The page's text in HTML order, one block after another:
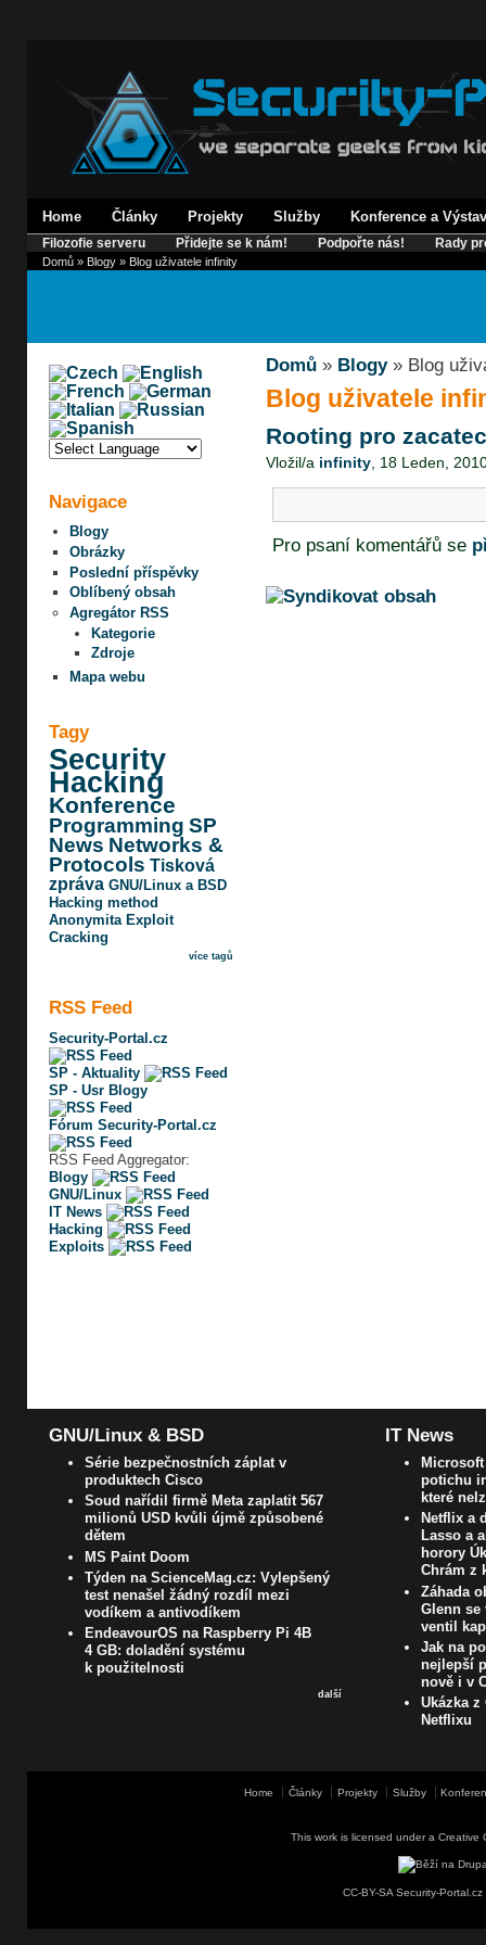
Home Články Projekty Služby Konference a
Filozofie serveru Přidejte se k nám! Podpořte nás! Rady
Domů» Blogy» Blog uživatele infinity
Navigace
Blogy
Obrázky
Poslední příspěvky
Oblíbený obsah
Agregátor RSS
Kategorie
Zdroje
Mapa webu
Tagy
Security
Hacking
Konference
Programming SP
News Networks &
Protocols Tisková
zpráva GNU/Linux a BSD
Hacking method
Anonymita Exploit
Cracking
více tagů
RSS Feed
Security-Portal.cz
SP - Aktuality
SP - Usr Blogy
Fórum Security-Portal.cz
RSS Feed Aggregator:
Blogy
GNU/Linux
IT News
Hacking
Exploits
Domů» Blogy» Blog
Blog uživatele
Rooting pro
Vložil/a infinity, 18 Leden,
Pro psaní komentářů se
GNU/Linux & BSD
Série bezpečnostních záplat v
produktech Cisco
Soud nařídil firmě Meta zaplatit 567
milionů USD kvůli újmě způsobené
dětem
MS Paint Doom
Týden na ScienceMag.cz: Vylepšený
test nenašel žádný rozdíl mezi
vodíkem a antivodíkem
EndeavourOS na Raspberry Pi 4B
4 GB: doladění systému
k použitelnosti
další
IT News
potichu
které
Netflix a
Lasso a
horory
Chrám z
Záhada
Glenn se
ventil
Jak na
nejlepší
nově i v
Ukázka z
Netflixu
Home Články Projekty Služby
This work is licensed under a Creative
CC-BY-SA Security-